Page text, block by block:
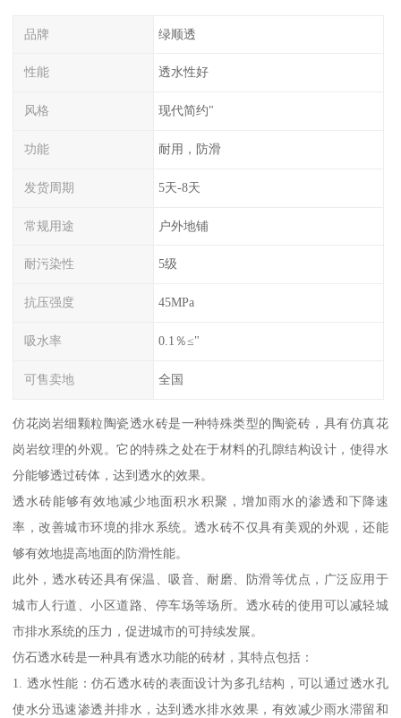
品牌 绿顺透
性能 透水性好
风格 现代简约"
功能 耐用，防滑
发货周期 5天-8天
常规用途 户外地铺
耐污染性 5级
抗压强度 45MPa
吸水率 0.1％≤"
可售卖地 全国
仿花岗岩细颗粒陶瓷透水砖是一种特殊类型的陶瓷砖，具有仿真花
岗岩纹理的外观。它的特殊之处在于材料的孔隙结构设计，使得水
分能够透过砖体，达到透水的效果。
透水砖能够有效地减少地面积水积聚，增加雨水的渗透和下降速
率，改善城市环境的排水系统。透水砖不仅具有美观的外观，还能
够有效地提高地面的防滑性能。
此外，透水砖还具有保温、吸音、耐磨、防滑等优点，广泛应用于
城市人行道、小区道路、停车场等场所。透水砖的使用可以减轻城
市排水系统的压力，促进城市的可持续发展。
仿石透水砖是一种具有透水功能的砖材，其特点包括：
1. 透水性能：仿石透水砖的表面设计为多孔结构，可以通过透水孔
使水分迅速渗透并排水，达到透水排水效果，有效减少雨水滞留和